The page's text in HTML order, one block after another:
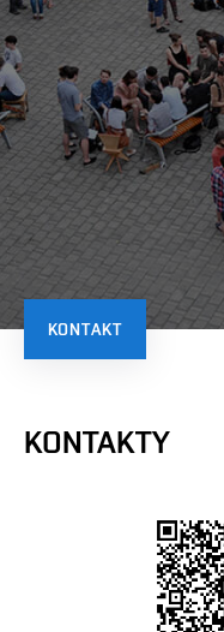
KONTAKT
KONTAKTY